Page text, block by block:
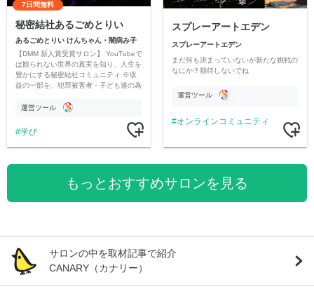
7日間無料
秘密結社あるごめとりい
あるごめとりい けんちゃん・闇病み子
【DMM 新人賞受賞サロン】 YouTubeで
は観られない世界の真実を知り、人生を
豊かにする秘密結社コミュニティ ※収
益の一部を、犯罪被害者・子ども達の為
す運営ツール
学び
スプレーアートエデン
スプレーアートエデン
まだ何も決まっていないが新たな挑戦の
なにか？期待しないでね
運営ツール
オンラインコミュニティ
もっとおすすめサロンを見る
サロンの中を取材記事で紹介
CANARY（カナリー）